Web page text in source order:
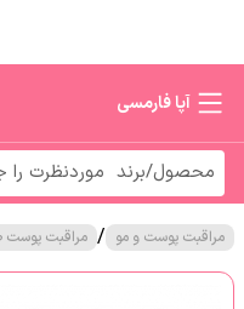
آپا فارمسی
مراقبت پوست و مو / مراقبت پوست